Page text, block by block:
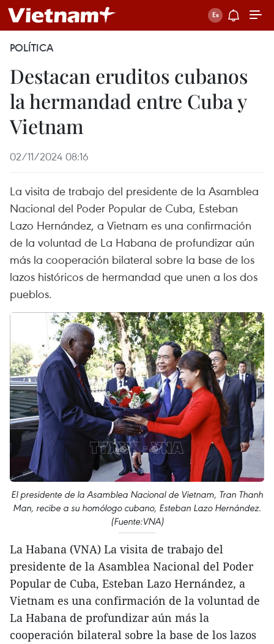
POLÍTICA
Destacan eruditos cubanos
la hermandad entre Cuba y
Vietnam
02/11/2024 08:16
La visita de trabajo del presidente de la Asamblea
Nacional del Poder Popular de Cuba, Esteban
Lazo Hernández, a Vietnam es una confirmación
de la voluntad de La Habana de profundizar aún
más la cooperación bilateral sobre la base de los
lazos históricos de hermandad que unen a los dos
pueblos.
El presidente de la Asamblea Nacional de Vietnam, Tran Thanh
Man, recibe a su homólogo cubano, Esteban Lazo Hernández.
(Fuente:VNA)
La Habana (VNA) La visita de trabajo del
presidente de la Asamblea Nacional del Poder
Popular de Cuba, Esteban Lazo Hernández, a
Vietnam es una confirmación de la voluntad de
La Habana de profundizar aún más la
cooperación bilateral sobre la base de los lazos